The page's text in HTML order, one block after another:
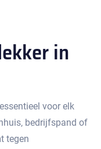
in
voor elk
bedrijfspand of
tegen